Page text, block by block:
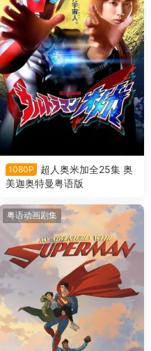
1080P
超人奥米加全25集 奥
美迦奥特曼粤语版
粤语动画剧集